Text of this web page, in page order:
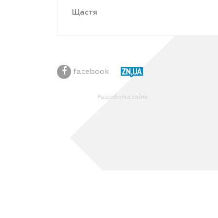
Щастя
facebook
Разработка сайта